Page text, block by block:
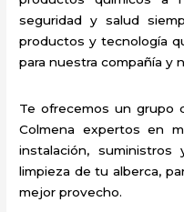
seguridad y salud
productos y tecnología
para nuestra compañía y
Te ofrecemos un grupo
Colmena expertos en
instalación,
limpieza de tu alberca,
mejor provecho.